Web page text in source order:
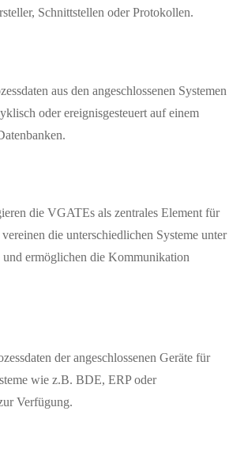
Schnittstellen oder Protokollen.
aus den angeschlossenen Systemen
oder ereignisgesteuert auf einem
die VGATEs als zentrales Element für
die unterschiedlichen Systeme unter
und ermöglichen die Kommunikation
der angeschlossenen Geräte für
wie z.B. BDE, ERP oder
Verfügung.